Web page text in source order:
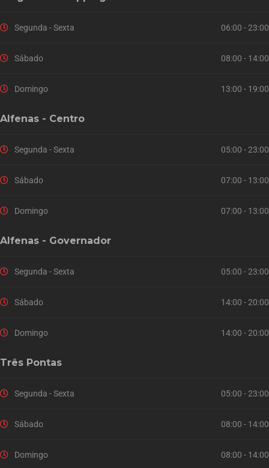
Segunda - Sexta 06:00 - 23:00
Sábado 08:00 - 14:00
Domingo 13:00 - 19:00
Alfenas - Centro
Segunda - Sexta 05:00 - 23:00
Sábado 07:00 - 13:00
Domingo 07:00 - 13:00
Alfenas - Governador
Segunda - Sexta 05:00 - 23:00
Sábado 14:00 - 20:00
Domingo 14:00 - 20:00
Três Pontas
Segunda - Sexta 05:00 - 23:00
Sábado 08:00 - 14:00
Domingo 08:00 - 14:00